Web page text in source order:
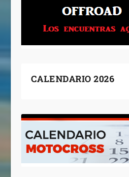
CALENDARIO 2026